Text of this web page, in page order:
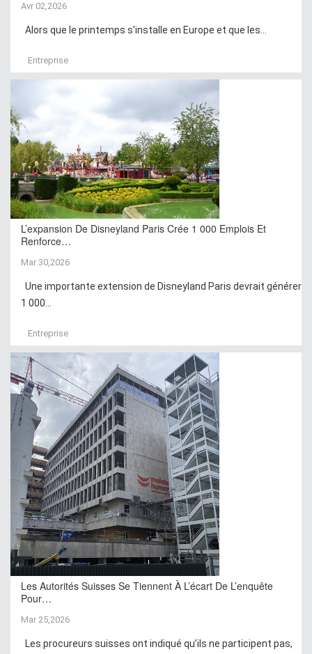
Avr 02,2026
Alors que le printemps s’installe en Europe et que les...
Entreprise
L’expansion De Disneyland Paris Crée 1 000 Emplois Et
Renforce…
Mar 30,2026
Une importante extension de Disneyland Paris devrait générer
1 000...
Entreprise
Les Autorités Suisses Se Tiennent À L’écart De L’enquête
Pour…
Mar 25,2026
Les procureurs suisses ont indiqué qu’ils ne participent pas,